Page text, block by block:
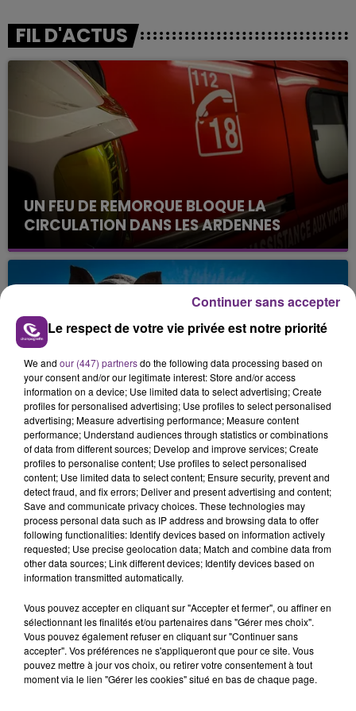
FIL D'ACTUS
UN FEU DE REMORQUE BLOQUE LA
CIRCULATION DANS LES ARDENNES
Un feu de remorque s'est déclaré ce mercredi en
fin de matinée sur l'A34.
VENEZ FÊTER CE WEEK-END
L'ANNIVERSAIRE DE WOINIC
Ce samedi 8 août sera un grand jour :
l'anniversaire du plus gros sanglier du monde.
Une fête est donc organisée et vous êtes tous
conviés !
TITRES DIFFUSÉS
10h35
10h35
Le respect de votre vie privée est notre priorité
We and our (447) partnersdo the following data processing based on
your consent and/or our legitimate interest: Store and/or access
information on a device; Use limited data to select advertising; Create
profiles for personalised advertising; Use profiles to select personalised
advertising; Measure advertising performance; Measure content
performance; Understand audiences through statistics or combinations
of data from different sources; Develop and improve services; Create
profiles to personalise content; Use profiles to select personalised
content; Use limited data to select content; Ensure security, prevent and
detect fraud, and fix errors; Deliver and present advertising and content;
Save and communicate privacy choices. These technologies may
process personal data such as IP address and browsing data to offer
following functionalities: Identify devices based on information actively
requested; Use precise geolocation data; Match and combine data from
other data sources; Link different devices; Identify devices based on
information transmitted automatically.
Vous pouvez accepter en cliquant sur "Accepter et fermer", ou affiner en
sélectionnant les finalités et/ou partenaires dans "Gérer mes choix".
Vous pouvez également refuser en cliquant sur "Continuer sans
accepter". Vos préférences ne s'appliqueront que pour ce site. Vous
pouvez mettre à jour vos choix, ou retirer votre consentement à tout
moment via le lien "Gérer les cookies" situé en bas de chaque page.
Continuer sans accepter